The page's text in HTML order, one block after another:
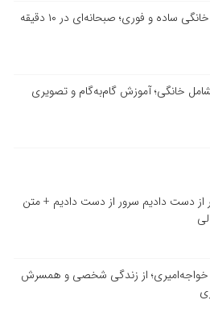
ساده و فوری؛ صبحانه‌ای در ۱۰ دقیقه
خانگی؛ آموزش گام‌به‌گام و تصویری
از دست دادیم سرور از دست دادیم + متن
خواجه‌امیری؛ از زندگی شخصی و همسرش